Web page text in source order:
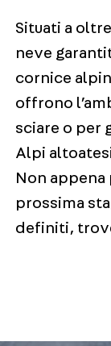
Situati a
neve
cornice
offrono
sciare o per
Alpi
Non appena
prossima
definiti,